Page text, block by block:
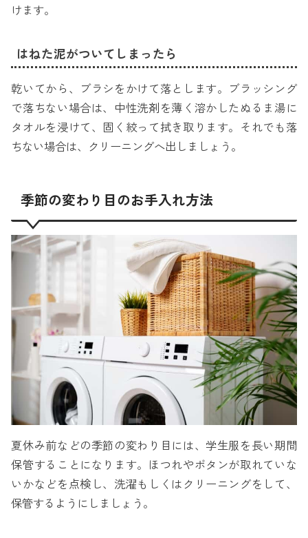
けます。
はねた泥がついてしまったら
乾いてから、ブラシをかけて落とします。ブラッシング
で落ちない場合は、中性洗剤を薄く溶かしたぬるま湯に
タオルを浸けて、固く絞って拭き取ります。それでも落
ちない場合は、クリーニングへ出しましょう。
季節の変わり目のお手入れ方法
夏休み前などの季節の変わり目には、学生服を長い期間
保管することになります。ほつれやボタンが取れていな
いかなどを点検し、洗濯もしくはクリーニングをして、
保管するようにしましょう。